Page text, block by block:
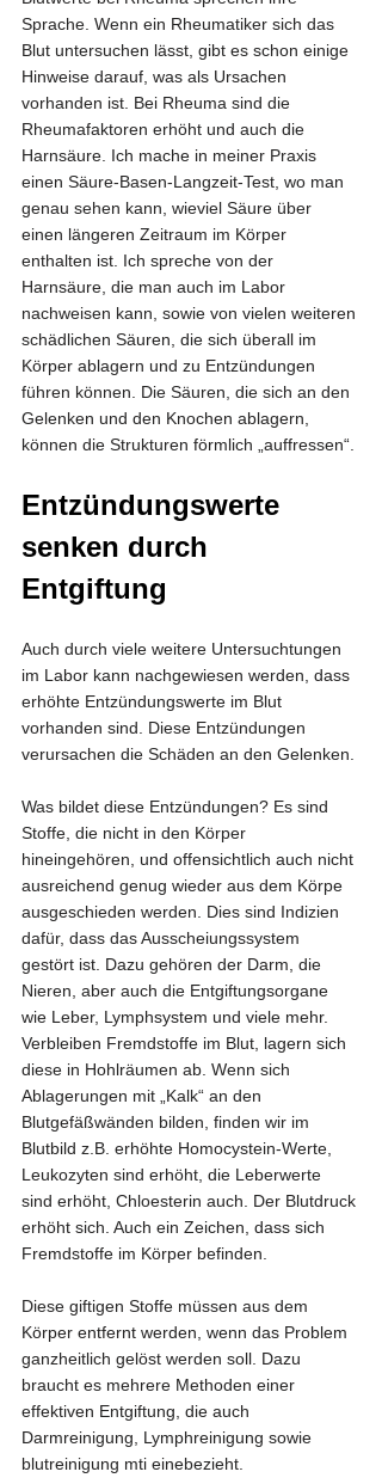
Sprache. Wenn ein Rheumatiker sich das
Blut untersuchen lässt, gibt es schon einige
Hinweise darauf, was als Ursachen
vorhanden ist. Bei Rheuma sind die
Rheumafaktoren erhöht und auch die
Harnsäure. Ich mache in meiner Praxis
einen Säure-Basen-Langzeit-Test, wo man
genau sehen kann, wieviel Säure über
einen längeren Zeitraum im Körper
enthalten ist. Ich spreche von der
Harnsäure, die man auch im Labor
nachweisen kann, sowie von vielen weiteren
schädlichen Säuren, die sich überall im
Körper ablagern und zu Entzündungen
führen können. Die Säuren, die sich an den
Gelenken und den Knochen ablagern,
können die Strukturen förmlich „auffressen“.
Entzündungswerte
senken durch
Entgiftung
Auch durch viele weitere Untersuchtungen
im Labor kann nachgewiesen werden, dass
erhöhte Entzündungswerte im Blut
vorhanden sind. Diese Entzündungen
verursachen die Schäden an den Gelenken.
Was bildet diese Entzündungen? Es sind
Stoffe, die nicht in den Körper
hineingehören, und offensichtlich auch nicht
ausreichend genug wieder aus dem Körpe
ausgeschieden werden. Dies sind Indizien
dafür, dass das Ausscheiungssystem
gestört ist. Dazu gehören der Darm, die
Nieren, aber auch die Entgiftungsorgane
wie Leber, Lymphsystem und viele mehr.
Verbleiben Fremdstoffe im Blut, lagern sich
diese in Hohlräumen ab. Wenn sich
Ablagerungen mit „Kalk“ an den
Blutgefäßwänden bilden, finden wir im
Blutbild z.B. erhöhte Homocystein-Werte,
Leukozyten sind erhöht, die Leberwerte
sind erhöht, Chloesterin auch. Der Blutdruck
erhöht sich. Auch ein Zeichen, dass sich
Fremdstoffe im Körper befinden.
Diese giftigen Stoffe müssen aus dem
Körper entfernt werden, wenn das Problem
ganzheitlich gelöst werden soll. Dazu
braucht es mehrere Methoden einer
effektiven Entgiftung, die auch
Darmreinigung, Lymphreinigung sowie
blutreinigung mti einebezieht.